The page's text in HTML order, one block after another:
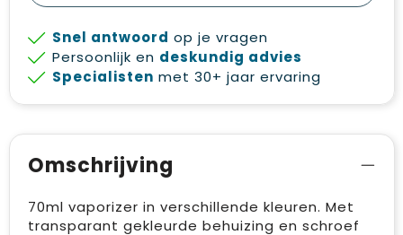
Snel antwoord op je vragen
Persoonlijk en deskundig advies
Specialisten met 30+ jaar ervaring
Omschrijving
70ml vaporizer in verschillende kleuren. Met
transparant gekleurde behuizing en schroef